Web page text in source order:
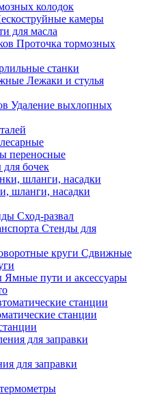
колодок
камеры
для масла
Проточка тормозных
станки
Лежаки и стулья
Удаление выхлопных
переносные
бочек
шланги, насадки
Сход-развал
Стенды для
Сдвижные
Ямные пути и аксессуары
станции
для заправки